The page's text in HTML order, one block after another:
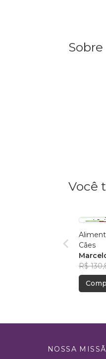
Você
Cães
R$
NOSSA